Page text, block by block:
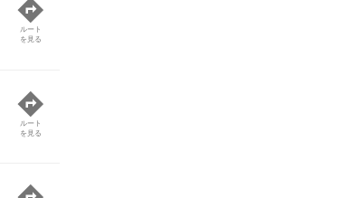
ルート
を見る
ルート
を見る